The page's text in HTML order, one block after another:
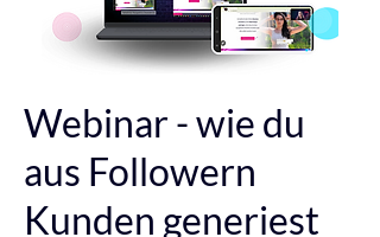
Webinar - wie du
aus Followern
Kunden generiest